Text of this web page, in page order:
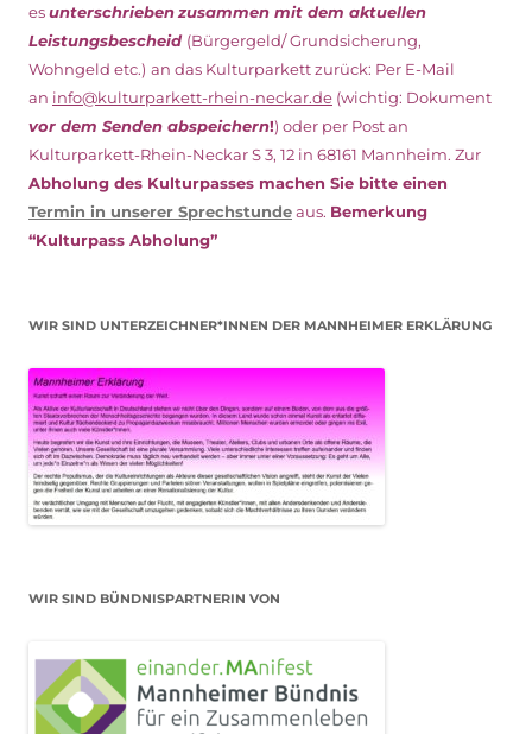
esunterschriebenzusammen mit dem aktuellen
Leistungsbescheid (Bürgergeld/ Grundsicherung,
Wohngeld etc.) an das Kulturparkett zurück: Per E-Mail
an info@kulturparkett-rhein-neckar.de (wichtig: Dokument
vor dem Senden abspeichern!) oder per Post an
Kulturparkett-Rhein-Neckar S 3, 12 in 68161 Mannheim. Zur
Abholung des Kulturpasses machen Sie bitte einen
Termin in unserer Sprechstundeaus. Bemerkung
“Kulturpass Abholung”
WIR SIND UNTERZEICHNER*INNEN DER MANNHEIMER ERKLÄRUNG
WIR SIND BÜNDNISPARTNERIN VON